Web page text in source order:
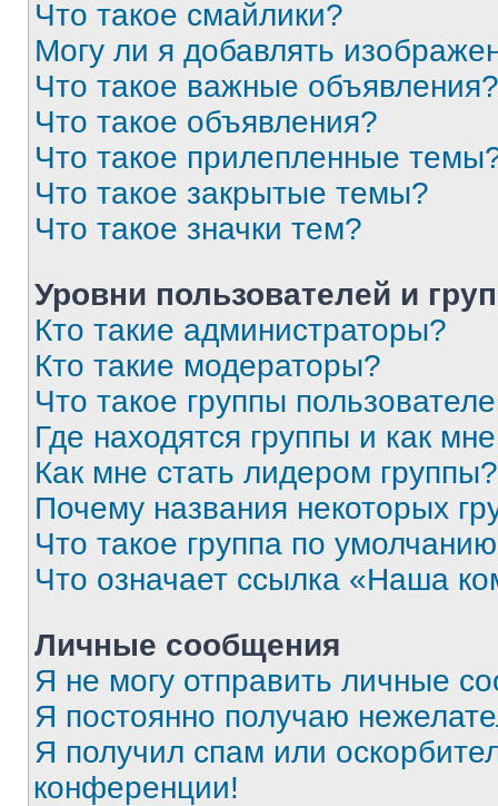
Что такое смайлики?
Могу ли я добавлять
Что такое важные объявления?
Что такое объявления?
Что такое прилепленные
Что такое закрытые темы?
Что такое значки тем?
Уровни пользователей и
Кто такие администраторы?
Кто такие модераторы?
Что такое группы
Где находятся группы и как
Как мне стать лидером группы?
Почему названия некоторых
Что такое группа по
Что означает ссылка «Наша
Личные сообщения
Я не могу отправить личные
Я постоянно получаю
Я получил спам или
конференции!